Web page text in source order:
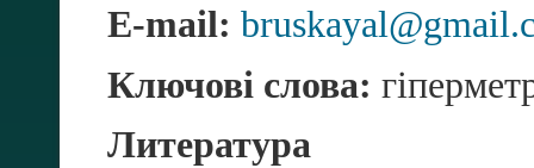
E-mail:
Ключові слова:
Литература